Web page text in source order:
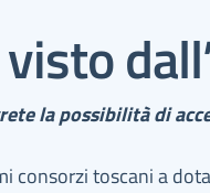
la possibilità di
consorzi toscani a